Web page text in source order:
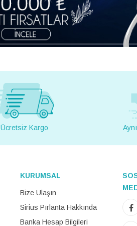
Ücretsiz Kargo
KURUMSAL
Bize Ulaşın
Sirius Pırlanta Hakkında
Banka Hesap Bilgileri